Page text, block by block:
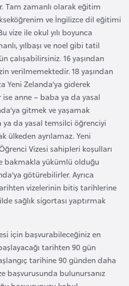
Tam zamanlı olarak eğitim
ve İngilizce dil eğitimi
vize ile okul yılı boyunca
yılbaşı ve noel gibi tatil
çalışabilirsiniz. 16 yaşından
verilmemektedir. 18 yaşından
Yeni Zelanda’ya giderek
anne – baba ya da yasal
gitmek ve yaşamak
ya da yasal temsilci öğrenciyi
ülkeden ayrılamaz. Yeni
Vizesi sahipleri koşulları
bakmakla yükümlü olduğu
götürebilirler. Ayrıca
vizelerinin bitiş tarihlerine
sağlık sigortası yaptırmak
için başvurabileceğiniz en
tarihten 90 gün
tarihine 90 günden daha
başvurusunda bulunursanız